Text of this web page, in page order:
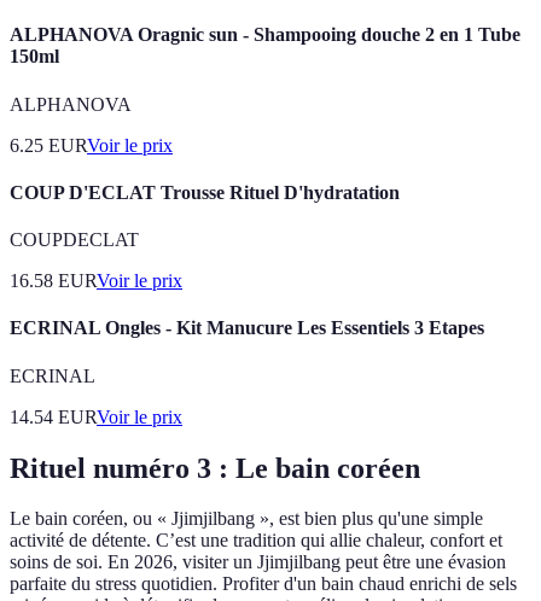
ALPHANOVA Oragnic sun - Shampooing douche 2 en 1 Tube
150ml
ALPHANOVA
6.25 EURVoir le prix
COUP D'ECLAT Trousse Rituel D'hydratation
COUPDECLAT
16.58 EURVoir le prix
ECRINAL Ongles - Kit Manucure Les Essentiels 3 Etapes
ECRINAL
14.54 EURVoir le prix
Rituel numéro 3 : Le bain coréen
Le bain coréen, ou « Jjimjilbang », est bien plus qu'une simple
activité de détente. C’est une tradition qui allie chaleur, confort et
soins de soi. En 2026, visiter un Jjimjilbang peut être une évasion
parfaite du stress quotidien. Profiter d'un bain chaud enrichi de sels